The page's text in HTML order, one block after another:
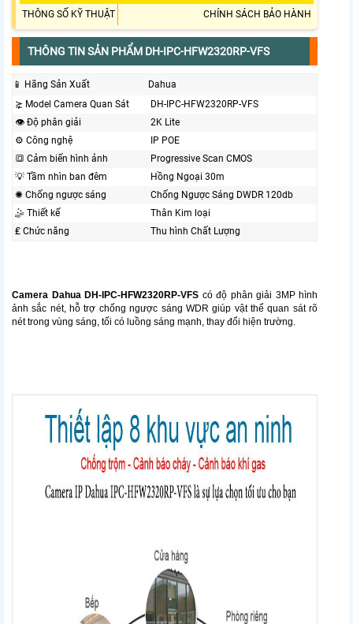
THÔNG SỐ KỸ THUẬT CHÍNH SÁCH BẢO HÀNH
THÔNG TIN SẢN PHẨM DH-IPC-HFW2320RP-VFS
📱 Hãng Sản Xuất
Dahua
⋩ Model Camera Quan Sát
DH-IPC-HFW2320RP-VFS
👁 Độ phân giải
2K Lite
⚙ Công nghệ
IP POE
🔳 Cảm biến hình ảnh
Progressive Scan CMOS
💡 Tầm nhìn ban đêm
Hồng Ngoại 30m
✺ Chống ngược sáng
Chống Ngược Sáng DWDR 120db
🤹 Thiết kế
Thân Kim loại
₤ Chức năng
Thu hình Chất Lượng
Camera Dahua DH-IPC-HFW2320RP-VFS có độ phân giải 3MP hình
ảnh sắc nét, hỗ trợ chống ngược sáng WDR giúp vật thể quan sát rõ
nét trong vùng sáng, tối có luồng sáng mạnh, thay đổi hiện trường.